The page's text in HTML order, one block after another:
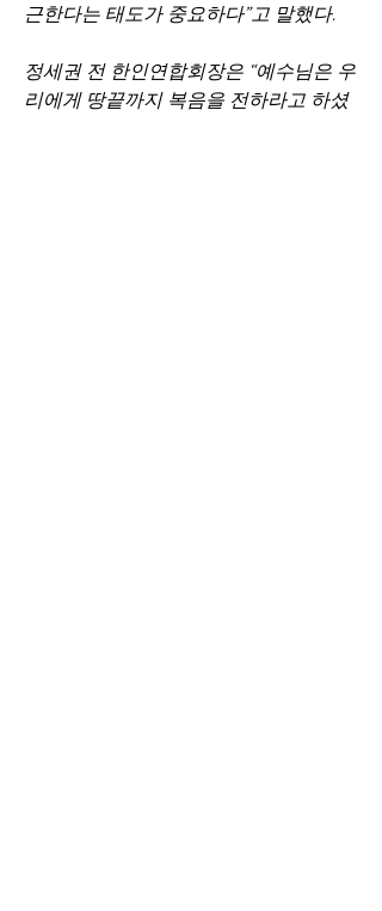
근한다는 태도가 중요하다”고 말했다.
정세권 전 한인연합회장은 “예수님은 우
리에게 땅끝까지 복음을 전하라고 하셨